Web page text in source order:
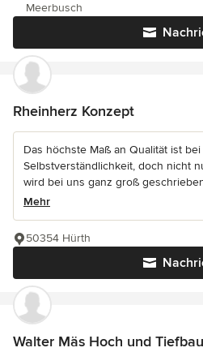
Meerbusch
Rheinherz Konzept
Das höchste Maß an Qualität ist
Selbstverständlichkeit, doch nicht
wird bei uns ganz groß
Mehr
50354 Hürth
Walter Mäs Hoch und